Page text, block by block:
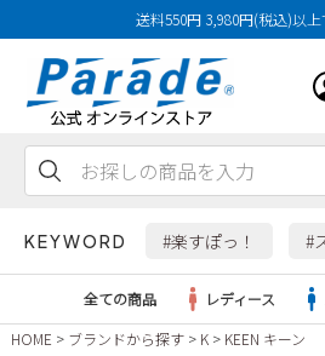
送料550円 3,980円(税込)以上
KEYWORD #楽すぽっ！ #
全ての商品 レディース
HOME
ブランドから探す K KEEN キーン